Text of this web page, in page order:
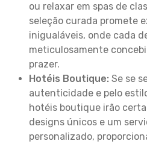
ou relaxar em spas de
seleção curada promete
inigualáveis, onde cada
meticulosamente
prazer.
Hotéis Boutique: Se se
autenticidade e pelo
hotéis boutique irão
designs únicos e um
personalizado,